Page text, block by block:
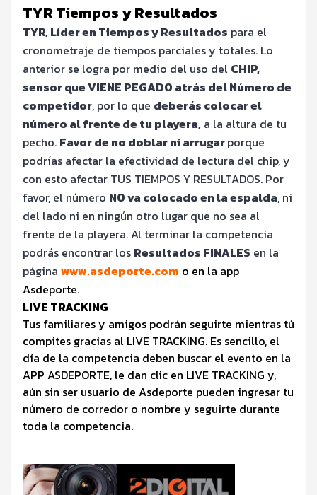
TYR Tiempos y Resultados
TYR, Líder en Tiempos y Resultados para el
cronometraje de tiempos parciales y totales. Lo
anterior se logra por medio del uso del CHIP,
sensor que VIENE PEGADO atrás del Número de
competidor, por lo que deberás colocar el
número al frente de tu playera, a la altura de tu
pecho. Favor de no doblar ni arrugarporque
podrías afectar la efectividad de lectura del chip, y
con esto afectar TUS TIEMPOS Y RESULTADOS. Por
favor, el número NO va colocado en la espalda, ni
del lado ni en ningún otro lugar que no sea al
frente de la playera. Al terminar la competencia
podrás encontrar los Resultados FINALES en la
página www.asdeporte.com o en la app
Asdeporte.
LIVE TRACKING
Tus familiares y amigos podrán seguirte mientras tú
compites gracias al LIVE TRACKING. Es sencillo, el
día de la competencia deben buscar el evento en la
APP ASDEPORTE, le dan clic en LIVE TRACKING y,
aún sin ser usuario de Asdeporte pueden ingresar tu
número de corredor o nombre y seguirte durante
toda la competencia.